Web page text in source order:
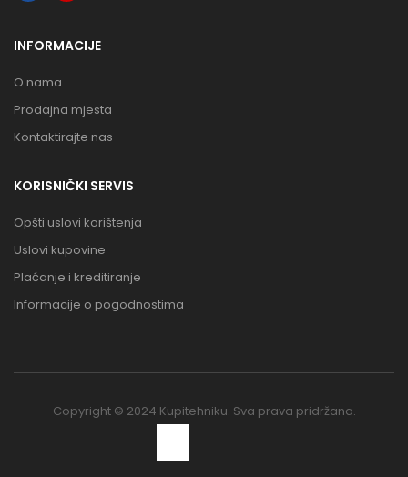
INFORMACIJE
O nama
Prodajna mjesta
Kontaktirajte nas
KORISNIČKI SERVIS
Opšti uslovi korištenja
Uslovi kupovine
Plaćanje i kreditiranje
Informacije o pogodnostima
Copyright © 2024 Kupitehniku. Sva prava pridržana.